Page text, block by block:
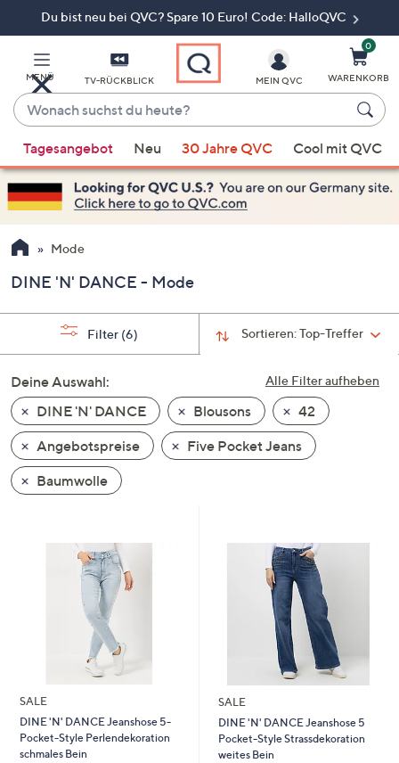
Du bist neu bei QVC? Spare 10 Euro! Code: HalloQVC
MENÜ TV-RÜCKBLICK
Wonach
suchst
du
heute?
Vorschläge
verfügbar
sind,
verwenden
Sie
Pfeiltasten
nach
und
nach
unten
oder
wischen
Sie
auf
anzuzeigen.
MEIN QVC
0
WARENKORB
Tagesangebot Neu 30 Jahre QVC Cool mit QVC
Mode
DINE 'N' DANCE - Mode
Sortieren:Top-Treffer
Filter (6)
Alle Filter aufheben
Deine Auswahl:
DINE 'N' DANCE
Blousons
42
Angebotspreise
Five Pocket Jeans
Baumwolle
SALE
DINE 'N' DANCE Jeanshose 5-
Pocket-Style Perlendekoration
schmales Bein
SALE
DINE 'N' DANCE Jeanshose 5
Pocket-Style Strassdekoration
weites Bein